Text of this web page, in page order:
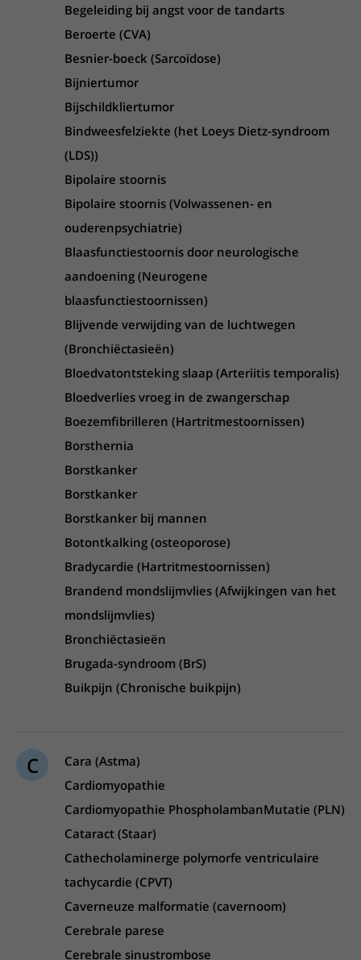
Begeleiding bij angst voor de tandarts
Beroerte (CVA)
Besnier-boeck (Sarcoïdose)
Bijniertumor
Bijschildkliertumor
Bindweesfelziekte (het Loeys Dietz-syndroom
(LDS))
Bipolaire stoornis
Bipolaire stoornis (Volwassenen- en
ouderenpsychiatrie)
Blaasfunctiestoornis door neurologische
aandoening (Neurogene
blaasfunctiestoornissen)
Blijvende verwijding van de luchtwegen
(Bronchiëctasieën)
Bloedvatontsteking slaap (Arteriitis temporalis)
Bloedverlies vroeg in de zwangerschap
Boezemfibrilleren (Hartritmestoornissen)
Borsthernia
Borstkanker
Borstkanker
Borstkanker bij mannen
Botontkalking (osteoporose)
Bradycardie (Hartritmestoornissen)
Brandend mondslijmvlies (Afwijkingen van het
mondslijmvlies)
Bronchiëctasieën
Brugada-syndroom (BrS)
Buikpijn (Chronische buikpijn)
C
Cara (Astma)
Cardiomyopathie
Cardiomyopathie PhospholambanMutatie (PLN)
Cataract (Staar)
Cathecholaminerge polymorfe ventriculaire
tachycardie (CPVT)
Caverneuze malformatie (cavernoom)
Cerebrale parese
Cerebrale sinustrombose